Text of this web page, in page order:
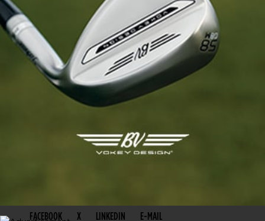
FACEBOOK X LINKEDIN E-MAIL